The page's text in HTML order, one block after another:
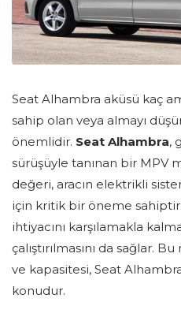
Seat Alhambra aküsü kaç
sahip olan veya almayı
önemlidir. Seat Alhambra,
sürüşüyle tanınan bir MPV
değeri, aracın elektrikli
için kritik bir öneme
ihtiyacını karşılamakla
çalıştırılmasını da sağlar.
ve kapasitesi, Seat
konudur.